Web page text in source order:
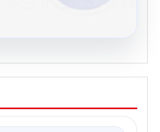
İle Dijital
Ve Sohbet